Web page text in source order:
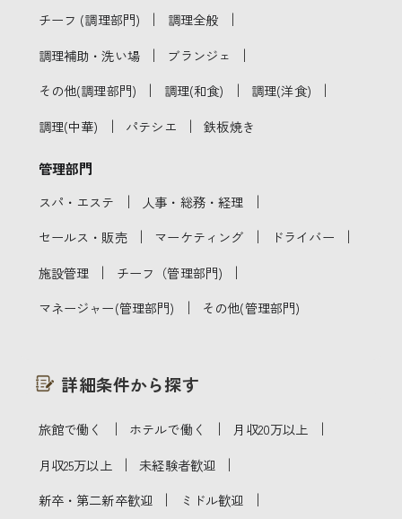
チーフ (調理部門) ｜ 調理全般 ｜
調理補助・洗い場 ｜ ブランジェ ｜
その他(調理部門) ｜ 調理(和食) ｜ 調理(洋食) ｜
調理(中華) ｜ パテシエ ｜ 鉄板焼き
管理部門
スパ・エステ ｜ 人事・総務・経理 ｜
セールス・販売 ｜ マーケティング ｜ ドライバー ｜
施設管理 ｜ チーフ（管理部門) ｜
マネージャー(管理部門) ｜ その他(管理部門)
詳細条件から探す
旅館で働く ｜ ホテルで働く ｜ 月収20万以上 ｜
月収25万以上 ｜ 未経験者歓迎 ｜
新卒・第二新卒歓迎 ｜ ミドル歓迎 ｜